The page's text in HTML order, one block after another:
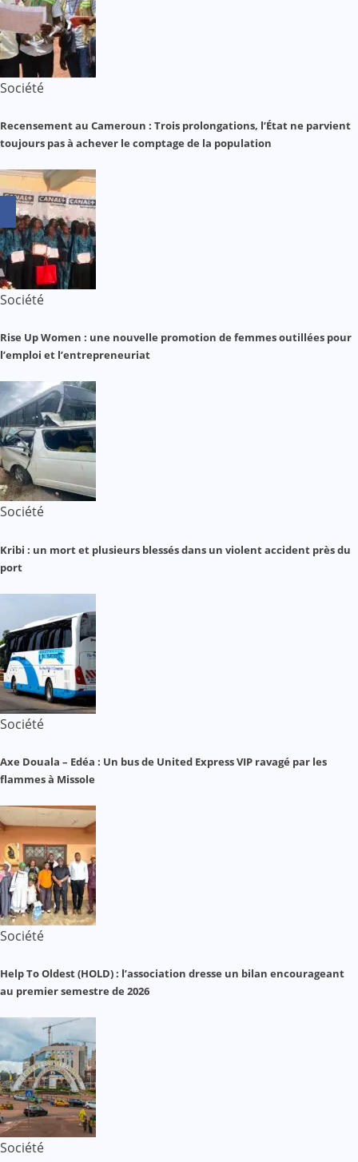
Société
Recensement au Cameroun : Trois prolongations, l’État ne parvient
toujours pas à achever le comptage de la population
Société
Rise Up Women : une nouvelle promotion de femmes outillées pour
l’emploi et l’entrepreneuriat
Société
Kribi : un mort et plusieurs blessés dans un violent accident près du
port
Société
Axe Douala – Edéa : Un bus de United Express VIP ravagé par les
flammes à Missole
Société
Help To Oldest (HOLD) : l’association dresse un bilan encourageant
au premier semestre de 2026
Société